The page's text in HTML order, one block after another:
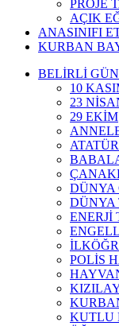
PROJE
AÇIK
ANASINIFI
KURBAN
BELİRLİ
10
23
29 EKİM
DÜNYA
DÜNYA
ENERJİ
POLİS
KUTLU